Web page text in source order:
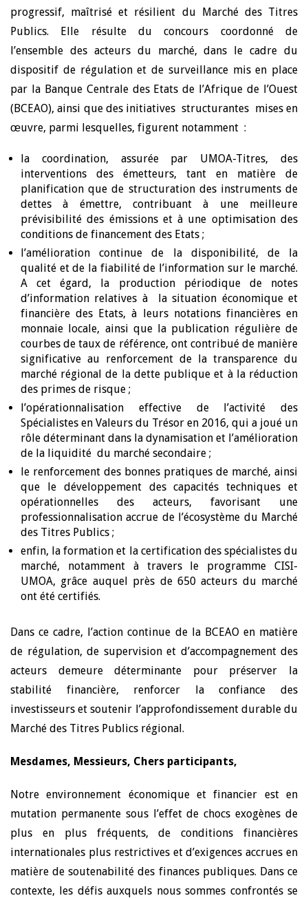
progressif, maîtrisé et résilient du Marché des Titres
Publics. Elle résulte du concours coordonné de
l’ensemble des acteurs du marché, dans le cadre du
dispositif de régulation et de surveillance mis en place
par la Banque Centrale des Etats de l’Afrique de l’Ouest
(BCEAO), ainsi que des initiatives structurantes mises en
œuvre, parmi lesquelles, figurent notamment :
la coordination, assurée par UMOA-Titres, des
interventions des émetteurs, tant en matière de
planification que de structuration des instruments de
dettes à émettre, contribuant à une meilleure
prévisibilité des émissions et à une optimisation des
conditions de financement des Etats ;
l’amélioration continue de la disponibilité, de la
qualité et de la fiabilité de l’information sur le marché.
A cet égard, la production périodique de notes
d’information relatives à la situation économique et
financière des Etats, à leurs notations financières en
monnaie locale, ainsi que la publication régulière de
courbes de taux de référence, ont contribué de manière
significative au renforcement de la transparence du
marché régional de la dette publique et à la réduction
des primes de risque ;
l’opérationnalisation effective de l’activité des
Spécialistes en Valeurs du Trésor en 2016, qui a joué un
rôle déterminant dans la dynamisation et l’amélioration
de la liquidité du marché secondaire ;
le renforcement des bonnes pratiques de marché, ainsi
que le développement des capacités techniques et
opérationnelles des acteurs, favorisant une
professionnalisation accrue de l’écosystème du Marché
des Titres Publics ;
enfin, la formation et la certification des spécialistes du
marché, notamment à travers le programme CISI-
UMOA, grâce auquel près de 650 acteurs du marché
ont été certifiés.
Dans ce cadre, l’action continue de la BCEAO en matière
de régulation, de supervision et d’accompagnement des
acteurs demeure déterminante pour préserver la
stabilité financière, renforcer la confiance des
investisseurs et soutenir l’approfondissement durable du
Marché des Titres Publics régional.
Mesdames, Messieurs, Chers participants,
Notre environnement économique et financier est en
mutation permanente sous l’effet de chocs exogènes de
plus en plus fréquents, de conditions financières
internationales plus restrictives et d’exigences accrues en
matière de soutenabilité des finances publiques. Dans ce
contexte, les défis auxquels nous sommes confrontés se